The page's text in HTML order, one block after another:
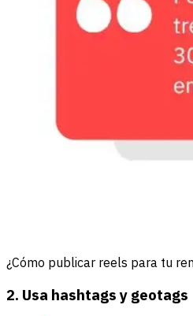
¿Cómo publicar reels para tu
2. Usa hashtags y geotags